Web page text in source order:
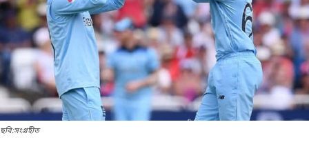
ছবি:সংগ্রহীত